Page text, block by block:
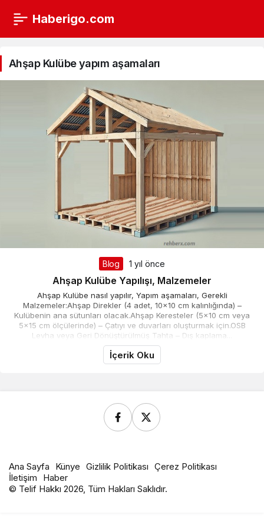
Haberigo.com
Ahşap
Kulübe
yapım
aşamaları
Haberleri
Ahşap Kulübe yapım aşamaları
Blog 1 yıl önce
Ahşap Kulübe Yapılışı, Malzemeler
Ahşap Kulübe nasıl yapılır, Yapım aşamaları, Gerekli
Malzemeler:Ahşap Direkler (4 adet, 10x10 cm kalınlığında) –
Kulübenin ana sütunları olacak.Ahşap Keresteler (5x10 cm veya
5x15 cm ölçülerinde) – Çatıyı ve duvarları oluşturmak için.OSB
Levha veya Geri Dönüştürülmüş Tahta – Dış kaplama...
İçerik Oku
Ana Sayfa Künye Gizlilik Politikası Çerez Politikası
İletişim
Haber
© Telif Hakkı 2026, Tüm Hakları Saklıdır.